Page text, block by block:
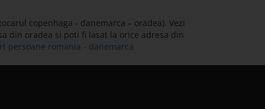
copenhaga - danemarca – oradea). Vezi
din oradea si poti fi lasat la orice adresa din
persoane romania - danemarca